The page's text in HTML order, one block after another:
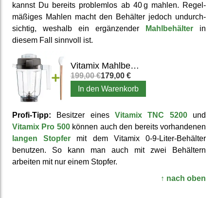
kannst Du bereits problem­los ab 40 g mahlen. Regel­
mäßiges Mahlen macht den Behälter jedoch un­durch­
sichtig, weshalb ein er­gänzender
Mahl­behälter in
diesem Fall sinnvoll ist.
Vitamix Mahlbehälter Classic
199,00 €179,00 €
In den Warenkorb
Profi-Tipp: Besitzer eines Vitamix TNC 5200und
Vitamix Pro 500können auch den bereits vor­handenen
langen Stopfer mit dem Vitamix 0-9-Liter-Behälter
benutzen. So kann man auch mit zwei Behältern
arbeiten mit nur einem Stopfer.
↑ nach oben